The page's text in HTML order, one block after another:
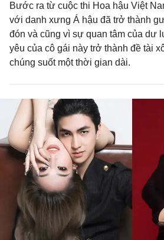
Bước ra từ cuộc thi Hoa hậu Việt
với danh xưng Á hậu đã trở thành
đón và cũng vì sự quan tâm của dư
yêu của cô gái này trở thành đề tài
chúng suốt một thời gian dài.